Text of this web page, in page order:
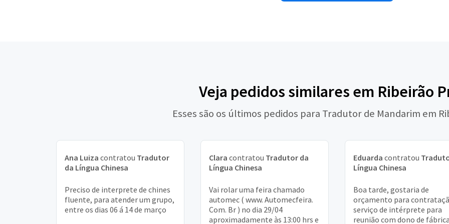
Veja pedidos similares em Ribeirão
Esses são os últimos pedidos para Tradutor de Mandarim em
Ana Luiza contratou Tradutor
da Língua Chinesa
Preciso de interprete de chines
fluente, para atender um grupo,
entre os dias 06 á 14 de março
Clara contratou Tradutor da
Língua Chinesa
Vai rolar uma feira chamado
automec ( www. Automecfeira.
Com. Br ) no dia 29/04
aproximadamente às 13:00 hrs e
Eduarda contratou
Língua Chinesa
Boa tarde, gostaria de
orçamento para
serviço de intérprete para
reunião com dono de